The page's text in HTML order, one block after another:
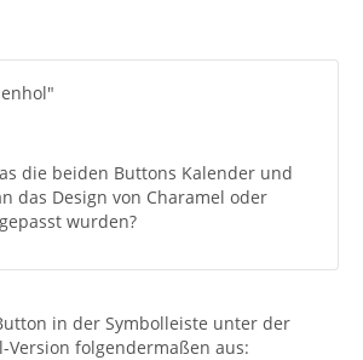
die beiden Buttons Kalender und
das Design von Charamel oder
wurden?
in der Symbolleiste unter der
Version folgendermaßen aus: